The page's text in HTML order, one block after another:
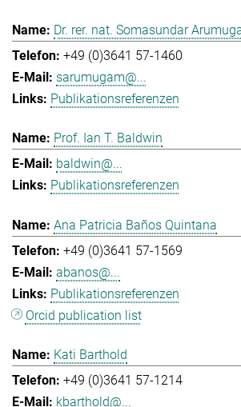
Dr. rer. nat. Somasundar
+49 (0)3641 57-1460
sarumugam@...
Publikationsreferenzen
Prof. Ian T. Baldwin
baldwin@...
Publikationsreferenzen
Ana Patricia Baños Quintana
+49 (0)3641 57-1569
abanos@...
Publikationsreferenzen
Orcid publication list
Kati Barthold
+49 (0)3641 57-1214
kbarthold@...